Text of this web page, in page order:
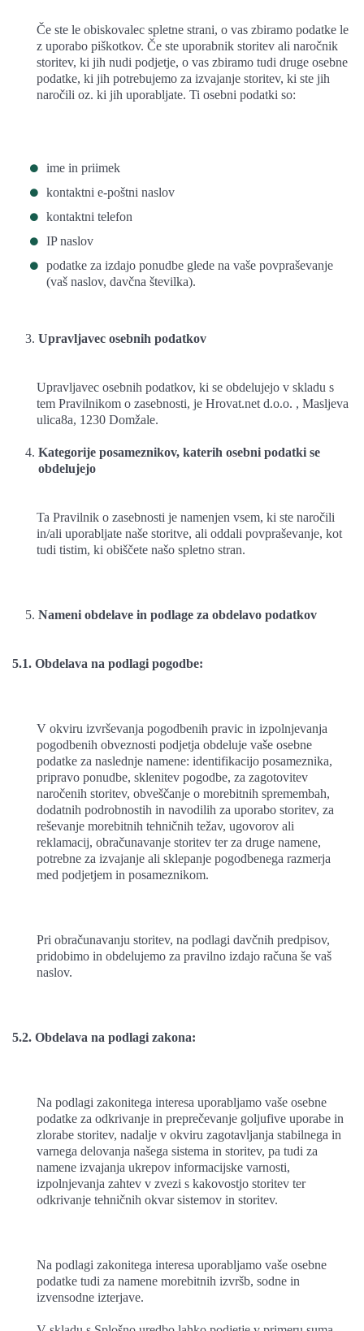
Če ste le obiskovalec spletne strani, o vas zbiramo podatke le
z uporabo piškotkov. Če ste uporabnik storitev ali naročnik
storitev, ki jih nudi podjetje, o vas zbiramo tudi druge osebne
podatke, ki jih potrebujemo za izvajanje storitev, ki ste jih
naročili oz. ki jih uporabljate. Ti osebni podatki so:
ime in priimek
kontaktni e-poštni naslov
kontaktni telefon
IP naslov
podatke za izdajo ponudbe glede na vaše povpraševanje
(vaš naslov, davčna številka).
Upravljavec osebnih podatkov
Upravljavec osebnih podatkov, ki se obdelujejo v skladu s
tem Pravilnikom o zasebnosti, je Hrovat.net d.o.o. , Masljeva
ulica8a, 1230 Domžale.
Kategorije posameznikov, katerih osebni podatki se
obdelujejo
Ta Pravilnik o zasebnosti je namenjen vsem, ki ste naročili
in/ali uporabljate naše storitve, ali oddali povpraševanje, kot
tudi tistim, ki obiščete našo spletno stran.
Nameni obdelave in podlage za obdelavo podatkov
5.1. Obdelava na podlagi pogodbe:
V okviru izvrševanja pogodbenih pravic in izpolnjevanja
pogodbenih obveznosti podjetja obdeluje vaše osebne
podatke za naslednje namene: identifikacijo posameznika,
pripravo ponudbe, sklenitev pogodbe, za zagotovitev
naročenih storitev, obveščanje o morebitnih spremembah,
dodatnih podrobnostih in navodilih za uporabo storitev, za
reševanje morebitnih tehničnih težav, ugovorov ali
reklamacij, obračunavanje storitev ter za druge namene,
potrebne za izvajanje ali sklepanje pogodbenega razmerja
med podjetjem in posameznikom.
Pri obračunavanju storitev, na podlagi davčnih predpisov,
pridobimo in obdelujemo za pravilno izdajo računa še vaš
naslov.
5.2. Obdelava na podlagi zakona:
Na podlagi zakonitega interesa uporabljamo vaše osebne
podatke za odkrivanje in preprečevanje goljufive uporabe in
zlorabe storitev, nadalje v okviru zagotavljanja stabilnega in
varnega delovanja našega sistema in storitev, pa tudi za
namene izvajanja ukrepov informacijske varnosti,
izpolnjevanja zahtev v zvezi s kakovostjo storitev ter
odkrivanje tehničnih okvar sistemov in storitev.
Na podlagi zakonitega interesa uporabljamo vaše osebne
podatke tudi za namene morebitnih izvršb, sodne in
izvensodne izterjave.